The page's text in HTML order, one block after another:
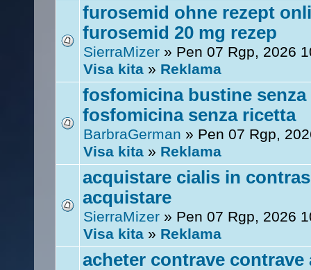
furosemid ohne rezept
furosemid 20 mg rezep
SierraMizer » Pen 07 Rgp, 2026
Visa kita » Reklama
fosfomicina bustine senza
fosfomicina senza ricetta
BarbraGerman » Pen 07 Rgp,
Visa kita » Reklama
acquistare cialis in
acquistare
SierraMizer » Pen 07 Rgp, 2026
Visa kita » Reklama
acheter contrave contrave